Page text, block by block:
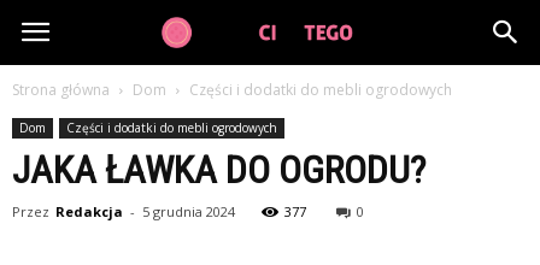
GuzikCiDoTego.pl
Strona główna Dom Części i dodatki do mebli ogrodowych
Dom Części i dodatki do mebli ogrodowych
JAKA ŁAWKA DO OGRODU?
Przez Redakcja - 5 grudnia 2024 377 0